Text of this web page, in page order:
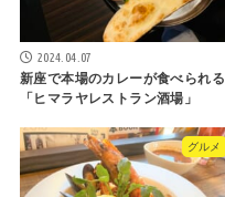
2024.04.07
新座で本場のカレーが食べられる
「ヒマラヤレストラン酒場」
グルメ